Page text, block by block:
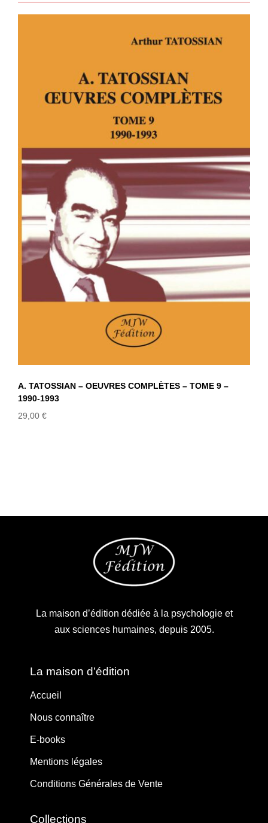
A. TATOSSIAN – OEUVRES
COMPLÈTES – TOME 9 – 1990-1993
A. TATOSSIAN – OEUVRES COMPLÈTES – TOME 9 –
1990-1993
29,00 €
La maison d’édition dédiée à la psychologie et
aux sciences humaines, depuis 2005.
La maison d’édition
Accueil
Nous connaître
E-books
Mentions légales
Conditions Générales de Vente
Collections